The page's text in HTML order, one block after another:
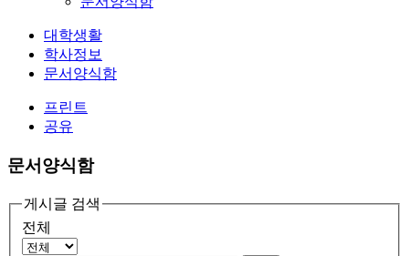
대학생활
학사정보
문서양식함
프린트
공유
문서양식함
게시글 검색
전체